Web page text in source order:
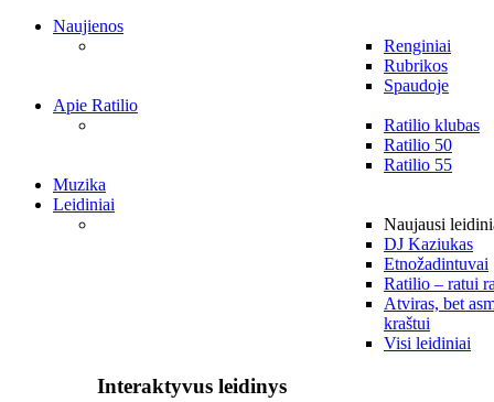
Naujienos
Renginiai
Rubrikos
Spaudoje
Apie Ratilio
Ratilio klubas
Ratilio 50
Ratilio 55
Muzika
Leidiniai
Naujausi
DJ Kaziukas
Etnožadintuvai
Ratilio – ratui
Atviras, bet
kraštui
Visi leidiniai
Interaktyvus leidinys